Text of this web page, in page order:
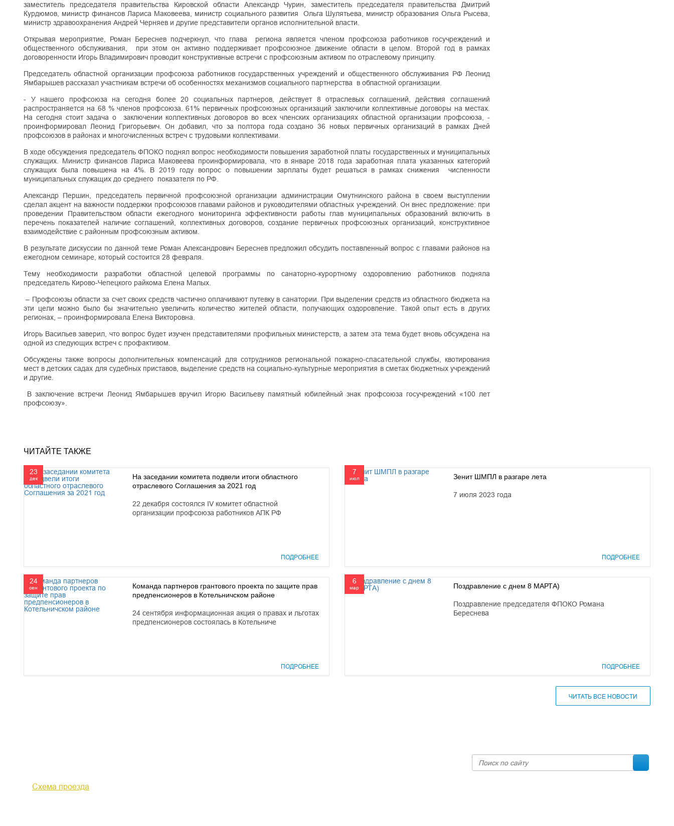
заместитель председателя правительства Кировской области Александр Чурин, заместитель председателя правительства Дмитрий
Курдюмов, министр финансов Лариса Маковеева, министр социального развития Ольга Шулятьева, министр образования Ольга Рысева,
министр здравоохранения Андрей Черняев и другие представители органов исполнительной власти.
Открывая мероприятие, Роман Береснев подчеркнул, что глава региона является членом профсоюза работников госучреждений и
общественного обслуживания, при этом он активно поддерживает профсоюзное движение области в целом. Второй год в рамках
договоренности Игорь Владимирович проводит конструктивные встречи с профсоюзным активом по отраслевому принципу.
Председатель областной организации профсоюза работников государственных учреждений и общественного обслуживания РФ Леонид
Ямбарышев рассказал участникам встречи об особенностях механизмов социального партнерства в областной организации.
- У нашего профсоюза на сегодня более 20 социальных партнеров, действует 8 отраслевых соглашений, действия соглашений
распространяется на 68 % членов профсоюза. 61% первичных профсоюзных организаций заключили коллективные договоры на местах.
На сегодня стоит задача о заключении коллективных договоров во всех членских организациях областной организации профсоюза, -
проинформировал Леонид Григорьевич. Он добавил, что за полтора года создано 36 новых первичных организаций в рамках Дней
профсоюзов в районах и многочисленных встреч с трудовыми коллективами.
В ходе обсуждения председатель ФПОКО поднял вопрос необходимости повышения заработной платы государственных и муниципальных
служащих. Министр финансов Лариса Маковеева проинформировала, что в январе 2018 года заработная плата указанных категорий
служащих была повышена на 4%. В 2019 году вопрос о повышении зарплаты будет решаться в рамках снижения численности
муниципальных служащих до среднего показателя по РФ.
Александр Першин, председатель первичной профсоюзной организации администрации Омутнинского района в своем выступлении
сделал акцент на важности поддержки профсоюзов главами районов и руководителями областных учреждений. Он внес предложение: при
проведении Правительством области ежегодного мониторинга эффективности работы глав муниципальных образований включить в
перечень показателей наличие соглашений, коллективных договоров, создание первичных профсоюзных организаций, конструктивное
взаимодействие с районным профсоюзным активом.
В результате дискуссии по данной теме Роман Александрович Береснев предложил обсудить поставленный вопрос с главами районов на
ежегодном семинаре, который состоится 28 февраля.
Тему необходимости разработки областной целевой программы по санаторно-курортному оздоровлению работников подняла
председатель Кирово-Чепецкого райкома Елена Малых.
– Профсоюзы области за счет своих средств частично оплачивают путевку в санатории. При выделении средств из областного бюджета на
эти цели можно было бы значительно увеличить количество жителей области, получающих оздоровление. Такой опыт есть в других
регионах, – проинформировала Елена Викторовна.
Игорь Васильев заверил, что вопрос будет изучен представителями профильных министерств, а затем эта тема будет вновь обсуждена на
одной из следующих встреч с профактивом.
Обсуждены также вопросы дополнительных компенсаций для сотрудников региональной пожарно-спасательной службы, квотирования
мест в детских садах для судебных приставов, выделение средств на социально-культурные мероприятия в сметах бюджетных учреждений
и другие.
В заключение встречи Леонид Ямбарышев вручил Игорю Васильеву памятный юбилейный знак профсоюза госучреждений «100 лет
профсоюзу».
ЧИТАЙТЕ ТАКЖЕ
23
дек
На заседании комитета подвели итоги областного
отраслевого Соглашения за 2021 год
22 декабря состоялся IV комитет областной
организации профсоюза работников АПК РФ
ПОДРОБНЕЕ
7
июл Зенит ШМПЛ в разгаре лета
7 июля 2023 года
ПОДРОБНЕЕ
24
сен
Команда партнеров грантового проекта по защите прав
предпенсионеров в Котельничском районе
24 сентября информационная акция о правах и льготах
предпенсионеров состоялась в Котельниче
ПОДРОБНЕЕ
6
мар Поздравление с днем 8 МАРТА)
Поздравление председателя ФПОКО Романа
Береснева
ПОДРОБНЕЕ
ЧИТАТЬ ВСЕ НОВОСТИ
Схема проезда